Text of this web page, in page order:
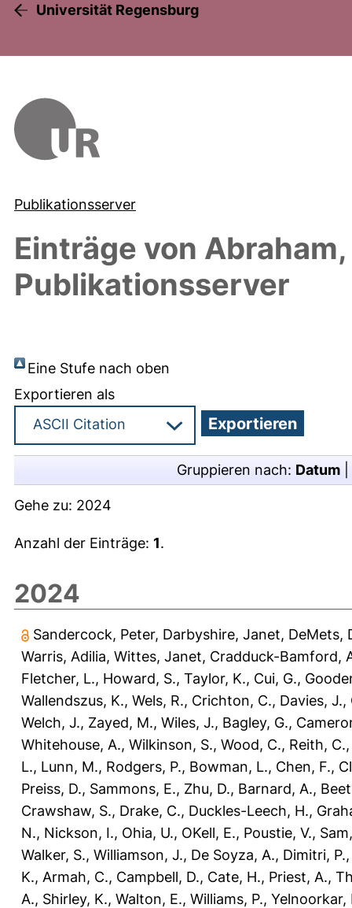
Universität Regensburg
Publikationsserver
Einträge von Abraham,
Publikationsserver
Eine Stufe nach oben
Exportieren als
Gruppieren nach: Datum
Gehe zu: 2024
Anzahl der Einträge: 1.
2024
Sandercock, Peter, Darbyshire, Janet, DeMets,
Warris, Adilia, Wittes, Janet, Cradduck-Bamford,
Fletcher, L., Howard, S., Taylor, K., Cui, G.,
Wallendszus, K., Wels, R., Crichton, C., Davies, J.,
Welch, J., Zayed, M., Wiles, J., Bagley, G.,
Whitehouse, A., Wilkinson, S., Wood, C., Reith, C.
L., Lunn, M., Rodgers, P., Bowman, L., Chen, F.,
Preiss, D., Sammons, E., Zhu, D., Barnard, A.,
Crawshaw, S., Drake, C., Duckles-Leech, H.,
N., Nickson, I., Ohia, U., OKell, E., Poustie, V.,
Walker, S., Williamson, J., De Soyza, A., Dimitri, P.
K., Armah, C., Campbell, D., Cate, H., Priest, A.,
A., Shirley, K., Walton, E., Williams, P., Yelnoorkar,